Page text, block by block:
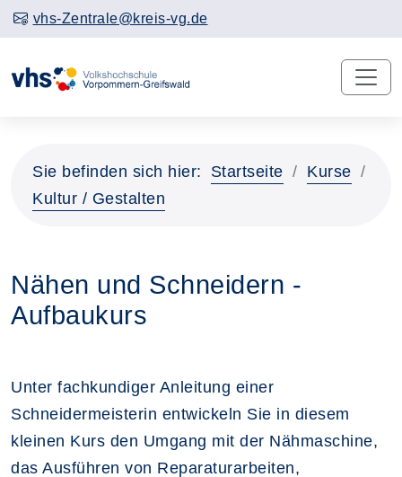
vhs-Zentrale@kreis-vg.de
Sie befinden sich hier: Startseite
Kurse
Kultur / Gestalten
Nähen und Schneidern -
Aufbaukurs
Unter fachkundiger Anleitung einer
Schneidermeisterin entwickeln Sie in diesem
kleinen Kurs den Umgang mit der Nähmaschine,
das Ausführen von Reparaturarbeiten,